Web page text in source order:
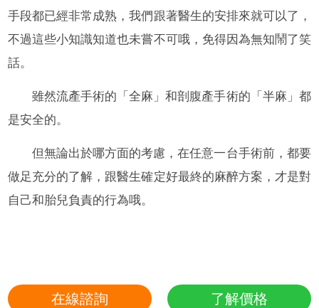
手段都已經非常成熟，我們跟著醫生的安排來就可以了，
不過這些小知識知道也未嘗不可哦，免得因為無知鬧了笑
話。
雖然流產手術的「全麻」和剖腹產手術的「半麻」都
是安全的。
但無論出於哪方面的考慮，在任意一台手術前，都要
做足充分的了解，跟醫生確定好最終的麻醉方案，才是對
自己和胎兒負責的行為哦。
在線諮詢 了解價格